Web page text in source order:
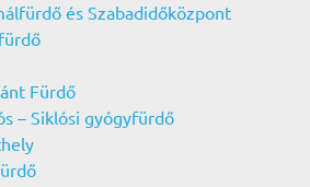
és Szabadidőközpont
Fürdő
– Siklósi gyógyfürdő